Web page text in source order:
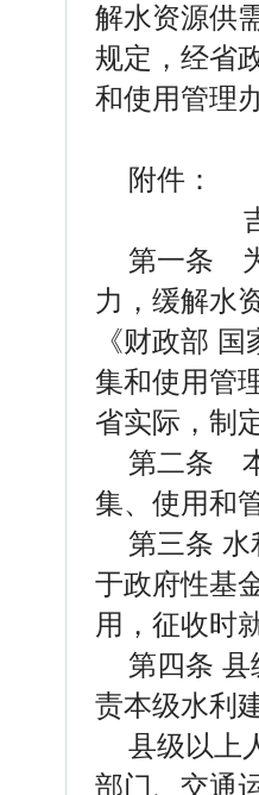
解水资源供
规定，经省
和使用管理
附件：
第一条
力，缓解水
《财政部
集和使用管
省实际，制
第二条
集、使用和
第三条
于政府性基
用，征收时
第四条
责本级水利
县级以上
部门、交通